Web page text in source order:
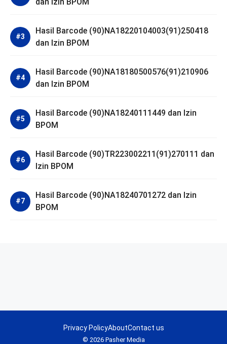
Hasil Barcode (90)NA18220104003(91)250418
dan Izin BPOM
Hasil Barcode (90)NA18180500576(91)210906
dan Izin BPOM
Hasil Barcode (90)NA18240111449 dan Izin
BPOM
Hasil Barcode (90)TR223002211(91)270111 dan
Izin BPOM
Hasil Barcode (90)NA18240701272 dan Izin
BPOM
© 2026 Pasher Media
Privacy PolicyAboutContact us